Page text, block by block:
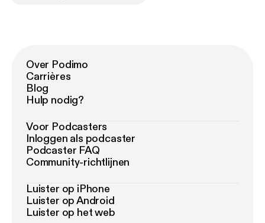
Over Podimo
Carrières
Blog
Hulp nodig?
Voor Podcasters
Inloggen als podcaster
Podcaster FAQ
Community-richtlijnen
Luister op iPhone
Luister op Android
Luister op het web